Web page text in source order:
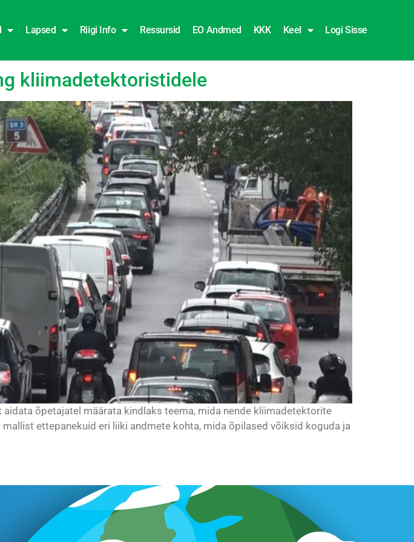
Lapsed Riigi Info Ressursid EO Andmed KKK Keel Logi Sisse
kliimadetektoristidele
õpetajatel määrata kindlaks teema, mida nende kliimadetektorite
ettepanekuid eri liiki andmete kohta, mida õpilased võiksid koguda ja